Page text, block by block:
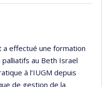
effectué une formation
au Beth Israel
à l’IUGM depuis
de gestion de la